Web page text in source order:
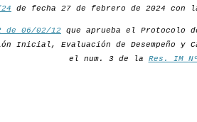
de fecha 27 de febrero de 2024 con
de 06/02/12 que aprueba el Protocolo
Inicial, Evaluación de Desempeño
el num. 3 de la Res. IM